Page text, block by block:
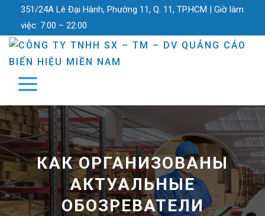
351/24A Lê Đại Hành, Phường 11, Q. 11, TP.HCM | Giờ làm
việc: 7:00 – 22:00
КАК ОРГАНИЗОВАНЫ
АКТУАЛЬНЫЕ
ОБОЗРЕВАТЕЛИ